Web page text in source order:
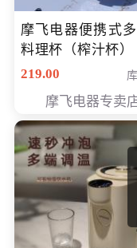
摩飞电器便携式
料理杯（榨汁杯） 会员
专享价118元
219.00
摩飞电器专卖